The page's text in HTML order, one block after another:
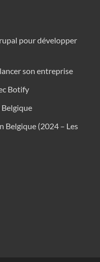
pour développer
son entreprise
Botify
Belgique (2024 – Les